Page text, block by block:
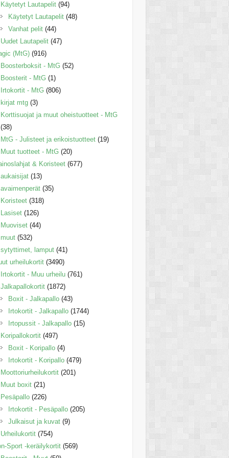
Käytetyt Lautapelit (94)
Käytetyt Lautapelit (48)
Vanhat pelit (44)
Uudet Lautapelit (47)
(MtG) (916)
Boosterboksit - MtG (52)
Boosterit - MtG (1)
Irtokortit - MtG (806)
kirjat mtg (3)
Korttisuojat ja muut oheistuotteet - MtG
(38)
MtG - Julisteet ja erikoistuotteet (19)
Muut tuotteet - MtG (20)
& Koristeet (677)
aukaisijat (13)
avaimenperät (35)
Koristeet (318)
Lasiset (126)
Muoviset (44)
muut (532)
sytyttimet, lamput (41)
urheilukortit (3490)
Irtokortit - Muu urheilu (761)
Jalkapallokortit (1872)
Boxit - Jalkapallo (43)
Irtokortit - Jalkapallo (1744)
Irtopussit - Jalkapallo (15)
Koripallokortit (497)
Boxit - Koripallo (4)
Irtokortit - Koripallo (479)
Moottoriurheilukortit (201)
Muut boxit (21)
Pesäpallo (226)
Irtokortit - Pesäpallo (205)
Julkaisut ja kuvat (9)
Urheilukortit (754)
Sport -keräilykortit (569)